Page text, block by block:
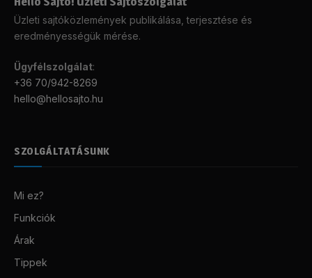
Üzleti sajtóközlemények publikálása, terjesztése és
eredményességük mérése.
Ügyfélszolgálat:
+36 70/942-8269
hello@hellosajto.hu
SZOLGÁLTATÁSUNK
Mi ez?
Funkciók
Árak
Tippek